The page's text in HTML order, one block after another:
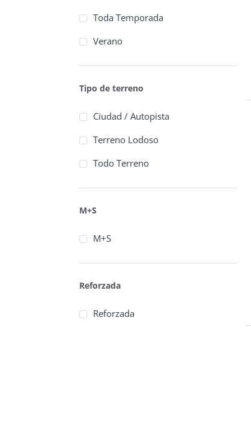
Toda Temporada
Verano
Tipo de terreno
Ciudad / Autopista
Terreno Lodoso
Todo Terreno
M+S
M+S
Reforzada
Reforzada